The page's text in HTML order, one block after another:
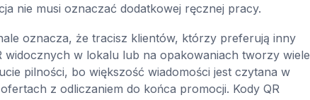
nie musi oznaczać dodatkowej ręcznej pracy.
oznacza, że tracisz klientów, którzy preferują inny
widocznych w lokalu lub na opakowaniach tworzy wiele
pilności, bo większość wiadomości jest czytana w
z odliczaniem do końca promocji. Kody QR